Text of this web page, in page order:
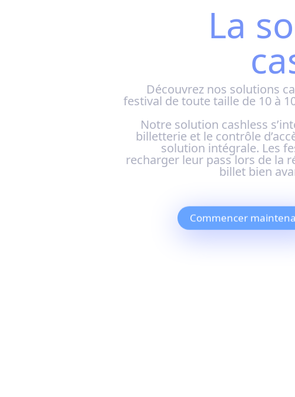
La
Découvrez nos solutions
festival de toute taille de 10 à
Notre solution cashless
billetterie et le contrôle
solution intégrale. Les
recharger leur pass lors de la
billet bien
Commencer